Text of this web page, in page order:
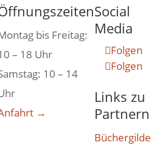
bis Freitag:
– 18 Uhr
10 – 14
→
Social
Media
Folgen
Folgen
Links zu
Partnern
Büchergilde